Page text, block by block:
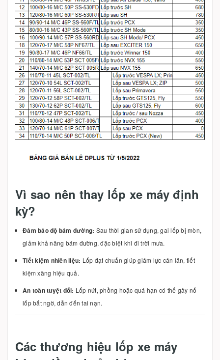
Vì sao nên thay lốp xe máy định
kỳ?
Đảm bảo độ bám đường: Sau thời gian sử dụng, gai lốp bị mòn,
giảm khả năng bám đường, đặc biệt khi đi trời mưa.
Tiết kiệm nhiên liệu: Lốp đạt chuẩn giúp giảm lực cản lăn, tiết
kiệm xăng hiệu quả.
An toàn tuyệt đối: Lốp nứt, phồng hoặc quá hạn có thể gây nổ
lốp bất ngờ, dẫn đến tai nạn.
Các thương hiệu lốp xe máy